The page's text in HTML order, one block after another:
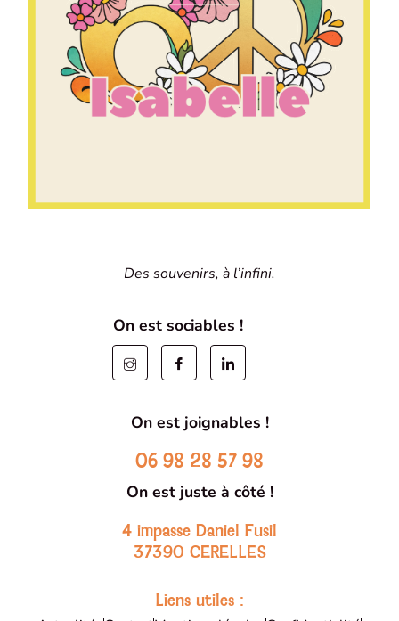
Des souvenirs, à l’infini.
On est sociables !
On est joignables !
06 98 28 57 98
On est juste à côté !
4 impasse Daniel Fusil
37390 CERELLES
Liens utiles :